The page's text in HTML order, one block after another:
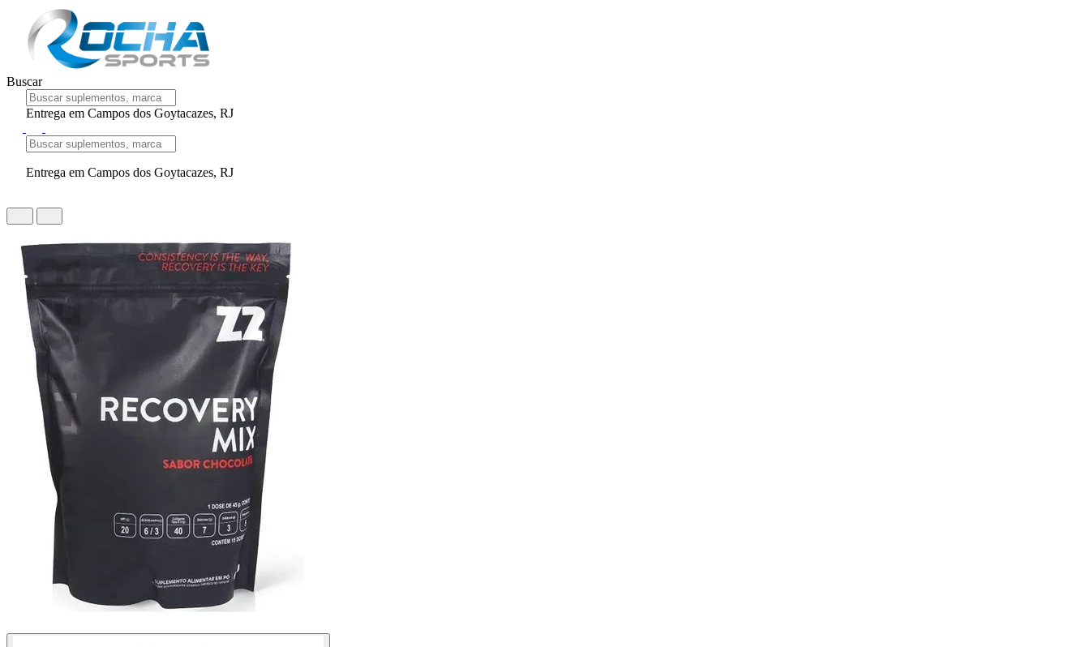
Buscar
Entrega em Campos dos Goytacazes, RJ
Entrega em Campos dos Goytacazes, RJ